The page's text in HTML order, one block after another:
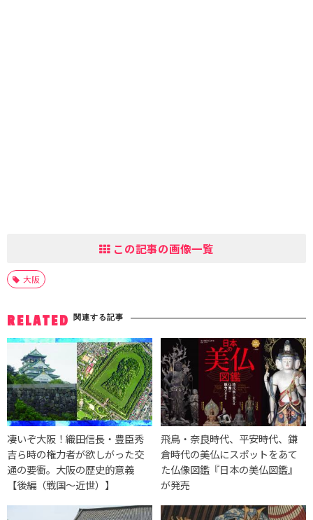
この記事の画像一覧
大阪
RELATED 関連する記事
凄いぞ大阪！織田信長・豊臣秀
吉ら時の権力者が欲しがった交
通の要衝。大阪の歴史的意義
【後編（戦国～近世）】
飛鳥・奈良時代、平安時代、鎌
倉時代の美仏にスポットをあて
た仏像図鑑『日本の美仏図鑑』
が発売